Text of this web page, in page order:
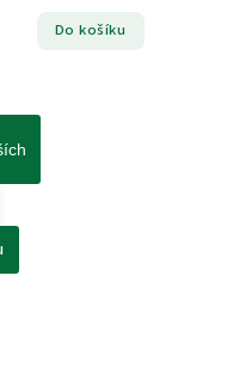
Do košíku